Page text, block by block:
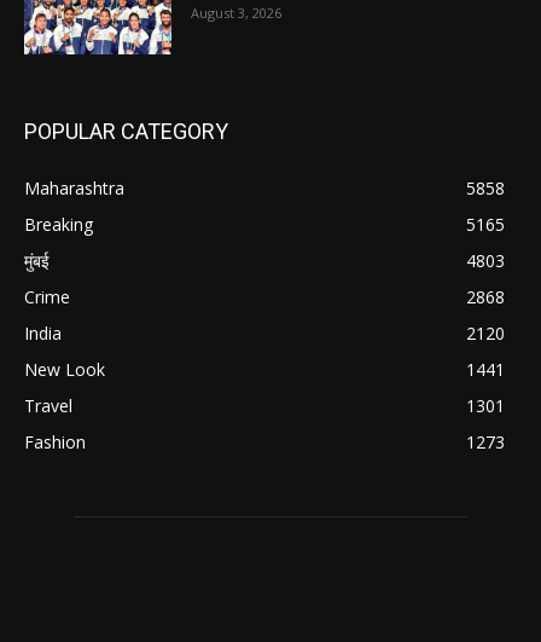
August 3, 2026
POPULAR CATEGORY
Maharashtra
5858
Breaking
5165
मुंबई
4803
Crime
2868
India
2120
New Look
1441
Travel
1301
Fashion
1273